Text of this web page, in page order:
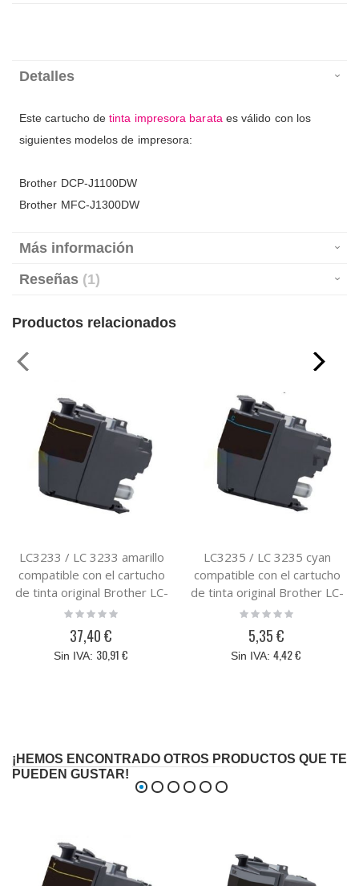
Detalles
Este cartucho detinta impresora barata es válido con los
siguientes modelos de impresora:
Brother DCP-J1100DW
Brother MFC-J1300DW
Más información
Reseñas 1
Productos relacionados
LC3233 / LC 3233 amarillo
compatible con el cartucho
de tinta original Brother LC-
3233
Rating:
37,40 €
30,91 €
LC3235 / LC 3235 cyan
compatible con el cartucho
de tinta original Brother LC-
3235XL
Rating:
5,35 €
4,42 €
¡HEMOS ENCONTRADO OTROS PRODUCTOS QUE TE
PUEDEN GUSTAR!